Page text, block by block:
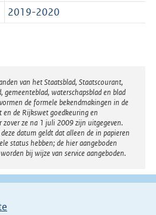
2019-2020
van het Staatsblad, Staatscourant,
gemeenteblad, waterschapsblad en blad
de formele bekendmakingen in de
en de Rijkswet goedkeuring en
zover ze na 1 juli 2009 zijn uitgegeven.
datum geldt dat alleen de in papieren
status hebben; de hier aangeboden
bij wijze van service aangeboden.